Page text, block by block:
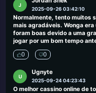
J
2025-09-26 03:42:10
Normalmente, tento muitos
mais agradáveis. Wonga
foram boas devido a uma
jogar por um bom tempo
0 0
U
Ugnyte
2025-09-24 04:23:43
O melhor cassino online de